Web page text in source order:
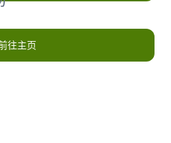
往主页